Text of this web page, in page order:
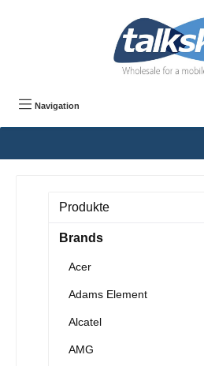
Navigation
Produkte
Brands
Acer
Adams Element
Alcatel
AMG